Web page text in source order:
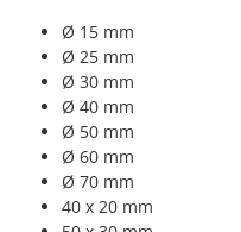
Ø 15 mm
Ø 25 mm
Ø 30 mm
Ø 40 mm
Ø 50 mm
Ø 60 mm
Ø 70 mm
40 x 20 mm